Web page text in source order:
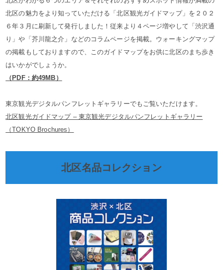
北区の魅力をより知っていただける「北区観光ガイドマップ」を２０２
６年３月に刷新して発行しました！従来より４ページ増やして「渋沢通
り」や「芥川龍之介」などのコラムページを掲載。ウォーキングマップ
の掲載もしておりますので、このガイドマップをお供に北区のまち歩き
はいかがでしょうか。
（PDF：約49MB）
東京観光デジタルパンフレットギャラリーでもご覧いただけます。
北区観光ガイドマップ – 東京観光デジタルパンフレットギャラリー
（TOKYO Brochures）
北区名品コレクション